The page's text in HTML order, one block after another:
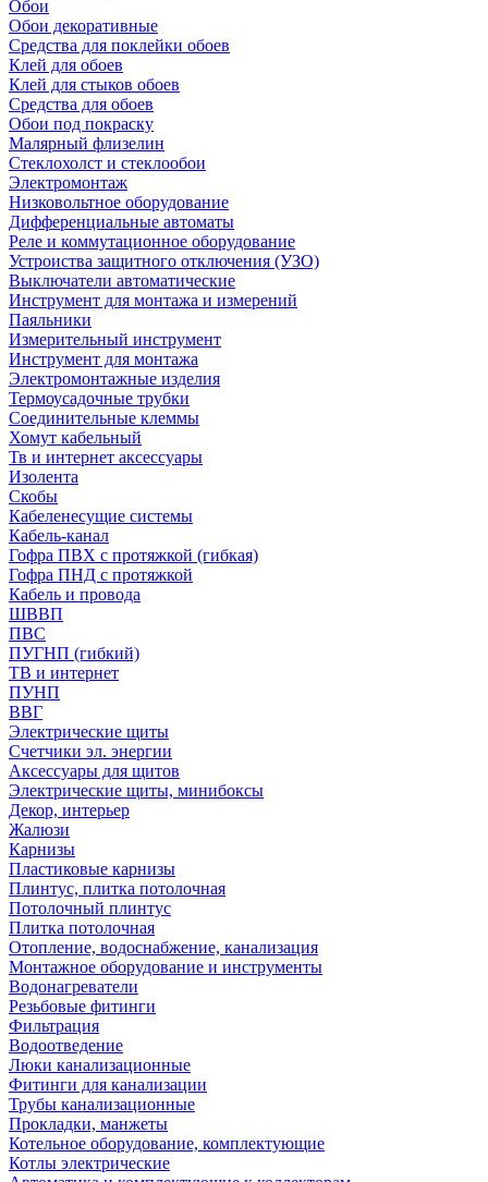
Обои
Обои декоративные
Средства для поклейки обоев
Клей для обоев
Клей для стыков обоев
Средства для обоев
Обои под покраску
Малярный флизелин
Стеклохолст и стеклообои
Электромонтаж
Низковольтное оборудование
Дифференциальные автоматы
Реле и коммутационное оборудование
Устроиства защитного отключения (УЗО)
Выключатели автоматические
Инструмент для монтажа и измерений
Паяльники
Измерительный инструмент
Инструмент для монтажа
Электромонтажные изделия
Термоусадочные трубки
Соединительные клеммы
Хомут кабельный
Тв и интернет аксессуары
Изолента
Скобы
Кабеленесущие системы
Кабель-канал
Гофра ПВХ с протяжкой (гибкая)
Гофра ПНД с протяжкой
Кабель и провода
ШВВП
ПВС
ПУГНП (гибкий)
ТВ и интернет
ПУНП
ВВГ
Электрические щиты
Счетчики эл. энергии
Аксессуары для щитов
Электрические щиты, минибоксы
Декор, интерьер
Жалюзи
Карнизы
Пластиковые карнизы
Плинтус, плитка потолочная
Потолочный плинтус
Плитка потолочная
Отопление, водоснабжение, канализация
Монтажное оборудование и инструменты
Водонагреватели
Резьбовые фитинги
Фильтрация
Водоотведение
Люки канализационные
Фитинги для канализации
Трубы канализационные
Прокладки, манжеты
Котельное оборудование, комплектующие
Котлы электрические